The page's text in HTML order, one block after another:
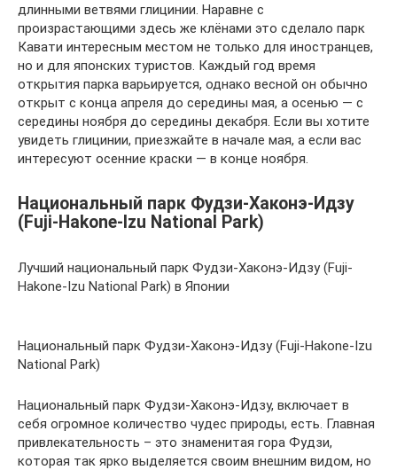
длинными ветвями глицинии. Наравне с
произрастающими здесь же клёнами это сделало парк
Кавати интересным местом не только для иностранцев,
но и для японских туристов. Каждый год время
открытия парка варьируется, однако весной он обычно
открыт с конца апреля до середины мая, а осенью — с
середины ноября до середины декабря. Если вы хотите
увидеть глицинии, приезжайте в начале мая, а если вас
интересуют осенние краски — в конце ноября.
Национальный парк Фудзи-Хаконэ-Идзу
(Fuji-Hakone-Izu National Park)
Лучший национальный парк Фудзи-Хаконэ-Идзу (Fuji-
Hakone-Izu National Park) в Японии
Национальный парк Фудзи-Хаконэ-Идзу (Fuji-Hakone-Izu
National Park)
Национальный парк Фудзи-Хаконэ-Идзу, включает в
себя огромное количество чудес природы, есть. Главная
привлекательность – это знаменитая гора Фудзи,
которая так ярко выделяется своим внешним видом, но